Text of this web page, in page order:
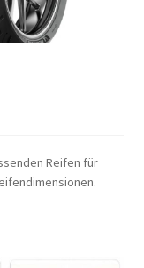
Reifen für